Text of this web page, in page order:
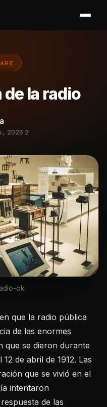
la radio
2026·2
ok
que la radio pública
de las enormes
que se dieron durante
de abril de 1912. Las
que se vivió en el
intentaron
de las